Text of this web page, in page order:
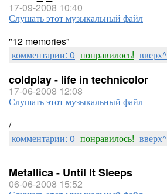
17-09-2008 10:40
Слушать этот музыкальный файл
"12 memories"
комментарии: 0 понравилось! вверх^
coldplay - life in technicolor
17-06-2008 12:08
Слушать этот музыкальный файл
/
комментарии: 0 понравилось! вверх^
Metallica - Until It Sleeps
06-06-2008 15:52